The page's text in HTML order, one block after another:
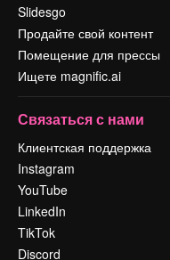
Slidesgo
Продайте свой контент
Помещение для прессы
Ищете magnific.ai
Связаться с нами
Клиентская поддержка
Instagram
YouTube
LinkedIn
TikTok
Discord